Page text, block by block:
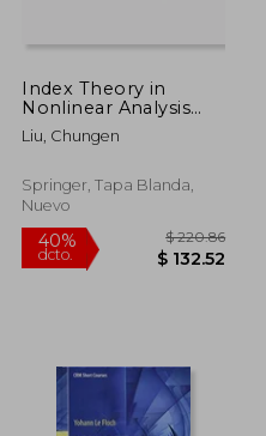
Index Theory in
Nonlinear Analysis
(en Inglés)
Liu, Chungen
Springer, Tapa Blanda,
Nuevo